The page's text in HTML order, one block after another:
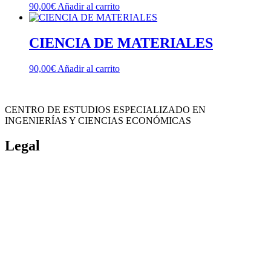
90,00€ Añadir al carrito
CIENCIA DE MATERIALES
90,00€ Añadir al carrito
CENTRO DE ESTUDIOS ESPECIALIZADO EN
INGENIERÍAS Y CIENCIAS ECONÓMICAS
Legal